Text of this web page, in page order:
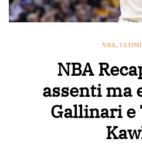
NBA,
NBA
assenti ma
Gallinari e